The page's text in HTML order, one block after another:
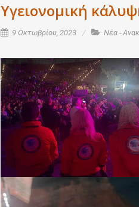
Υγειονομική
9 Οκτωβρίου, 2023 Νέα -